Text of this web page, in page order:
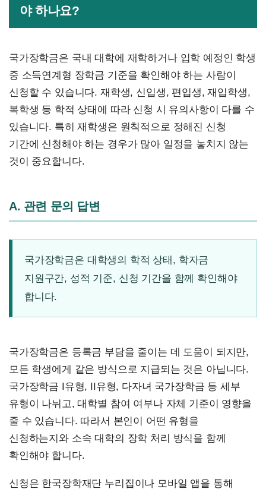
야 하나요?
국가장학금은 국내 대학에 재학하거나 입학 예정인 학생
중 소득연계형 장학금 기준을 확인해야 하는 사람이
신청할 수 있습니다. 재학생, 신입생, 편입생, 재입학생,
복학생 등 학적 상태에 따라 신청 시 유의사항이 다를 수
있습니다. 특히 재학생은 원칙적으로 정해진 신청
기간에 신청해야 하는 경우가 많아 일정을 놓치지 않는
것이 중요합니다.
A. 관련 문의 답변
국가장학금은 대학생의 학적 상태, 학자금
지원구간, 성적 기준, 신청 기간을 함께 확인해야
합니다.
국가장학금은 등록금 부담을 줄이는 데 도움이 되지만,
모든 학생에게 같은 방식으로 지급되는 것은 아닙니다.
국가장학금 I유형, II유형, 다자녀 국가장학금 등 세부
유형이 나뉘고, 대학별 참여 여부나 자체 기준이 영향을
줄 수 있습니다. 따라서 본인이 어떤 유형을
신청하는지와 소속 대학의 장학 처리 방식을 함께
확인해야 합니다.
신청은 한국장학재단 누리집이나 모바일 앱을 통해